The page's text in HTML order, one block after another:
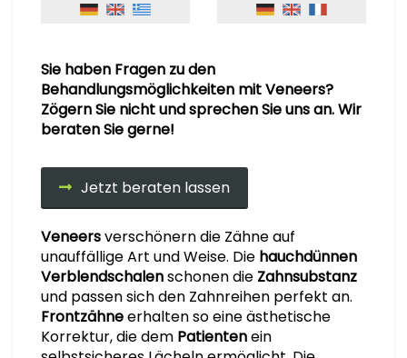
Sie haben Fragen zu den
Behandlungsmöglichkeiten mit Veneers?
Zögern Sie nicht und sprechen Sie uns an. Wir
beraten Sie gerne!
Jetzt beraten lassen
Veneersverschönern die Zähne auf
unauffällige Art und Weise. Die hauchdünnen
Verblendschalenschonen die Zahnsubstanz
und passen sich den Zahnreihen perfekt an.
Frontzähneerhalten so eine ästhetische
Korrektur, die dem Patientenein